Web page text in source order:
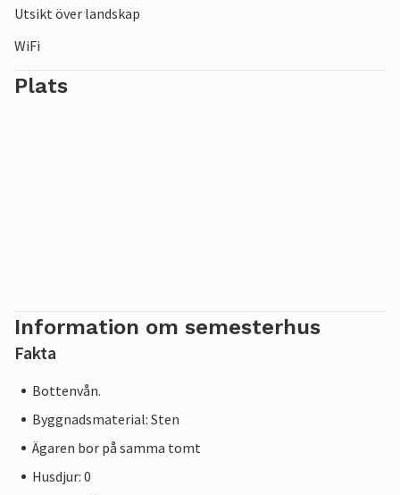
Utsikt över landskap
WiFi
Plats
Information om semesterhus
Fakta
Bottenvån.
Byggnadsmaterial: Sten
Ägaren bor på samma tomt
Husdjur: 0